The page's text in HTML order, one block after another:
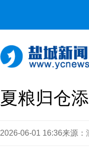
夏粮归仓
2026-06-01 16:36来源：